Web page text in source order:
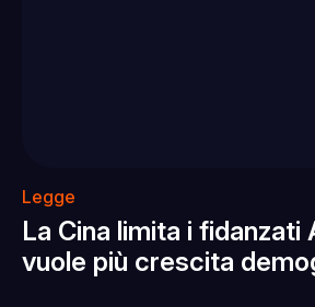
Legge
La Cina limita i fidanzati
vuole più crescita